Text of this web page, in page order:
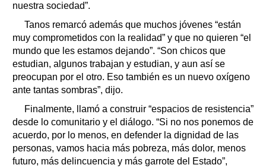
nuestra sociedad”.
Tanos remarcó además que muchos jóvenes “están
muy comprometidos con la realidad” y que no quieren “el
mundo que les estamos dejando”. “Son chicos que
estudian, algunos trabajan y estudian, y aun así se
preocupan por el otro. Eso también es un nuevo oxígeno
ante tantas sombras”, dijo.
Finalmente, llamó a construir “espacios de resistencia”
desde lo comunitario y el diálogo. “Si no nos ponemos de
acuerdo, por lo menos, en defender la dignidad de las
personas, vamos hacia más pobreza, más dolor, menos
futuro, más delincuencia y más garrote del Estado”,